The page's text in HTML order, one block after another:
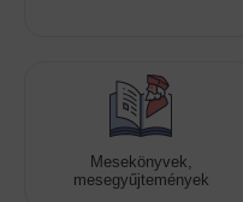
Mesekönyvek,
mesegyűjtemények